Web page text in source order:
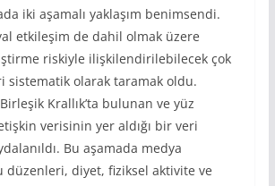
iki aşamalı yaklaşım benimsendi.
etkileşim de dahil olmak üzere
riskiyle ilişkilendirilebilecek çok
sistematik olarak taramak oldu.
Krallık’ta bulunan ve yüz
verisinin yer aldığı bir veri
Bu aşamada medya
düzenleri, diyet, fiziksel aktivite ve